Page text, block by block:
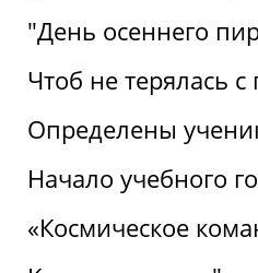
"День осеннего
Чтоб не терялась
Определены
Начало учебного
«Космическое